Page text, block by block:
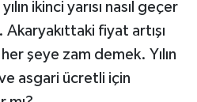
ikinci yarısı nasıl geçer
fiyat artışı
şeye zam demek. Yılın
asgari ücretli için